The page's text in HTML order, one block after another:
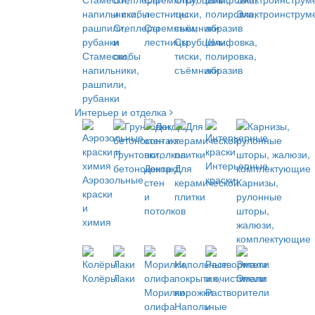
Стамески,
напильники,
рашпили,
рубанки
Степлеры
и
скобы
Стремянки,
лестницыСтрубцины,
тиски,
съёмники
Шлифовка,
полировка,
абразив
Интерьер и отделка
Аэрозольные
краски
и
химия
Грунтовки,
бетоноконтакт
Декор
стен
и
потолков
Для
керамической
плитки
Интерьерные
краскиКарнизы,
рулонные
шторы,
жалюзи,
комплектующие
КолёрыЛаки
Морилки,
олифаНапольные
Растворители
и
Эмали